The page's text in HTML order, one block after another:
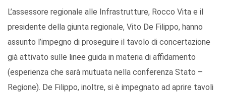
L’assessore regionale alle Infrastrutture, Rocco Vita e il
presidente della giunta regionale, Vito De Filippo, hanno
assunto l’impegno di proseguire il tavolo di concertazione
già attivato sulle linee guida in materia di affidamento
(esperienza che sarà mutuata nella conferenza Stato –
Regione). De Filippo, inoltre, si è impegnato ad aprire tavoli